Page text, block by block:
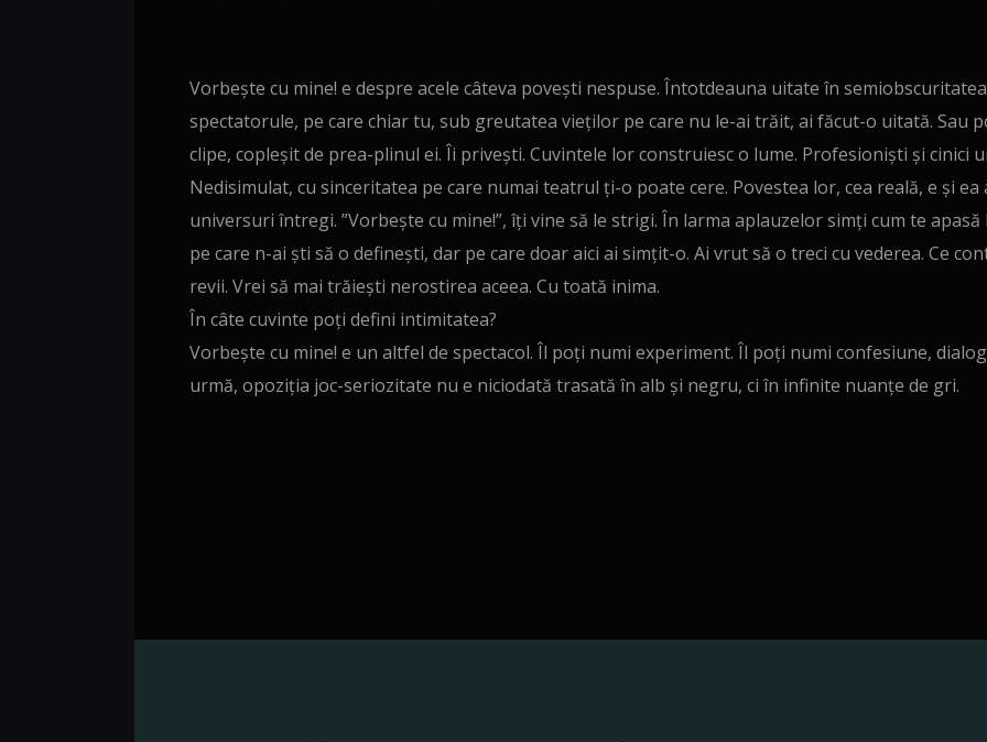
Vorbește cu mine! e despre acele câteva povești nespuse. Întotdeauna uitate în
spectatorule, pe care chiar tu, sub greutatea vieților pe care nu le-ai trăit, ai făcut-o uitată. Sau
clipe, copleșit de prea-plinul ei. Îi privești. Cuvintele lor construiesc o lume. Profesioniști și cinici
Nedisimulat, cu sinceritatea pe care numai teatrul ți-o poate cere. Povestea lor, cea reală, e și ea
universuri întregi. ”Vorbește cu mine!”, îți vine să le strigi. În larma aplauzelor simți cum te
pe care n-ai ști să o definești, dar pe care doar aici ai simțit-o. Ai vrut să o treci cu vederea. Ce
revii. Vrei să mai trăiești nerostirea aceea. Cu toată inima.
În câte cuvinte poți defini intimitatea?
Vorbește cu mine! e un altfel de spectacol. Îl poți numi experiment. Îl poți numi confesiune,
urmă, opoziţia joc-seriozitate nu e niciodată trasată în alb și negru, ci în infinite nuanțe de gri.